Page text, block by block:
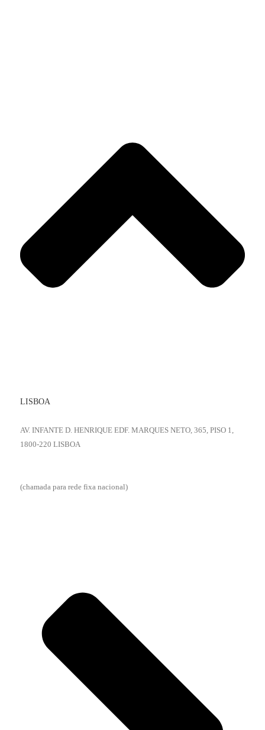
LISBOA
AV. INFANTE D. HENRIQUE EDF. MARQUES NETO, 365, PISO 1,
1800-220 LISBOA
(chamada para rede fixa nacional)